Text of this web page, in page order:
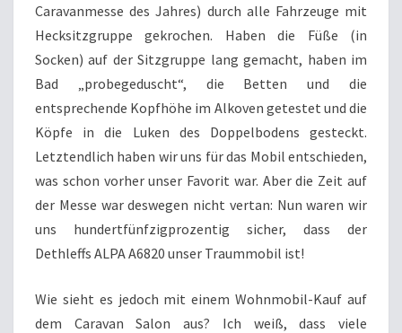
Caravanmesse des Jahres) durch alle Fahrzeuge mit
Hecksitzgruppe gekrochen. Haben die Füße (in
Socken) auf der Sitzgruppe lang gemacht, haben im
Bad „probegeduscht“, die Betten und die
entsprechende Kopfhöhe im Alkoven getestet und die
Köpfe in die Luken des Doppelbodens gesteckt.
Letztendlich haben wir uns für das Mobil entschieden,
was schon vorher unser Favorit war. Aber die Zeit auf
der Messe war deswegen nicht vertan: Nun waren wir
uns hundertfünfzigprozentig sicher, dass der
Dethleffs ALPA A6820 unser Traummobil ist!
Wie sieht es jedoch mit einem Wohnmobil-Kauf auf
dem Caravan Salon aus? Ich weiß, dass viele